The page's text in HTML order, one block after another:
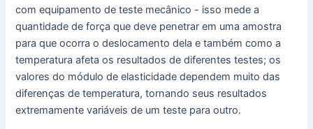
com equipamento de teste mecânico - isso mede a
quantidade de força que deve penetrar em uma amostra
para que ocorra o deslocamento dela e também como a
temperatura afeta os resultados de diferentes testes; os
valores do módulo de elasticidade dependem muito das
diferenças de temperatura, tornando seus resultados
extremamente variáveis de um teste para outro.